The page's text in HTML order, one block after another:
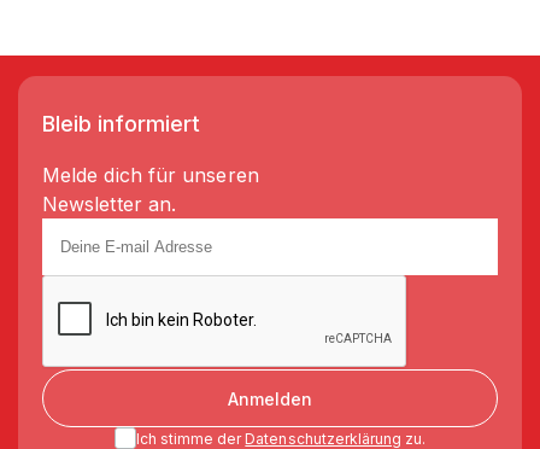
Bleib informiert
Melde dich für unseren
Newsletter an.
Anmelden
Ich stimme der Datenschutzerklärung zu.